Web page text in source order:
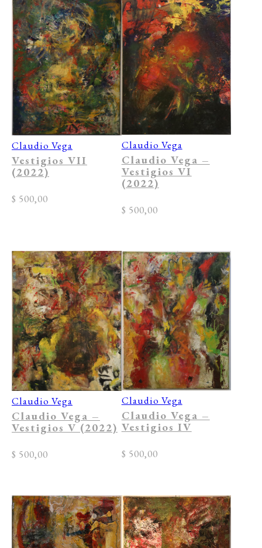
Claudio Vega
Vestigios VII
(2022)
$ 500,00
Claudio Vega
Claudio Vega –
Vestigios VI
(2022)
$ 500,00
Claudio Vega
Claudio Vega –
Vestigios V (2022)
$ 500,00
Claudio Vega
Claudio Vega –
Vestigios IV
$ 500,00